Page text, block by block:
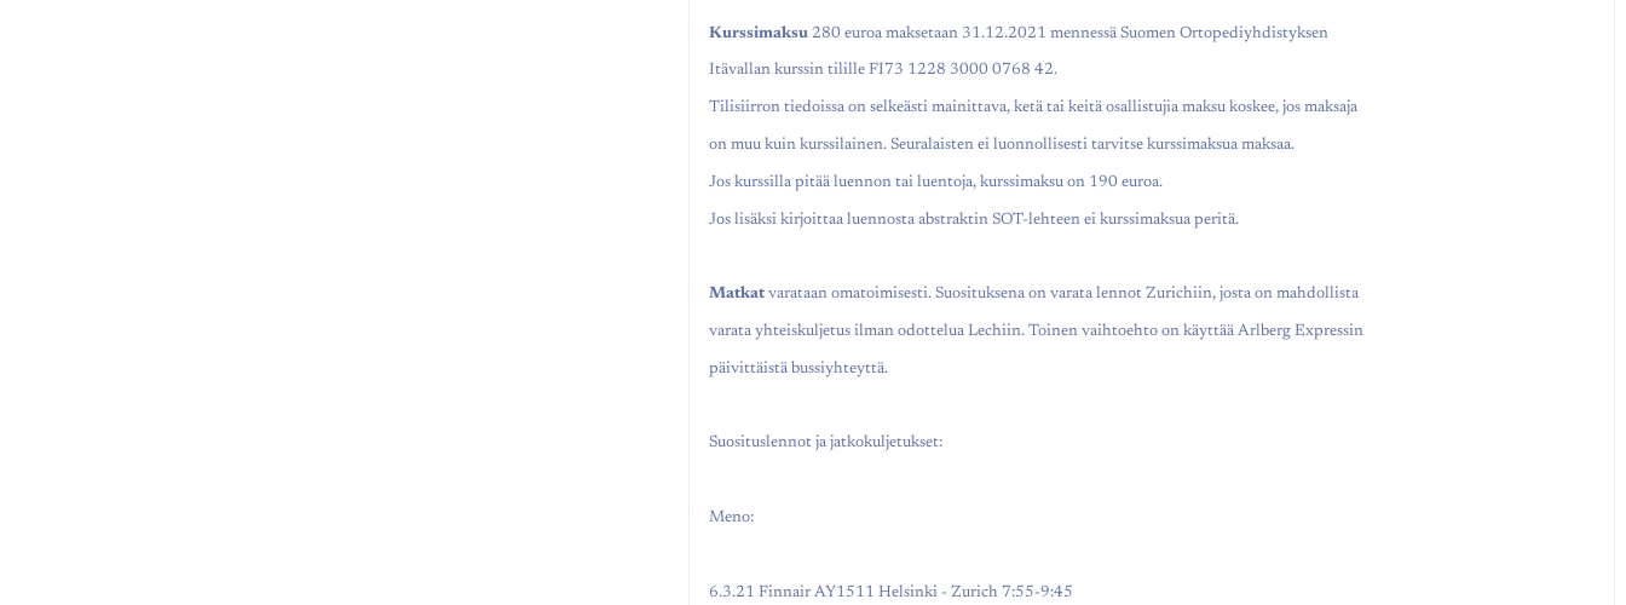
Kurssimaksu280 euroa maksetaan 31.12.2021 mennessä Suomen Ortopediyhdistyksen
Itävallan kurssin tilille FI73 1228 3000 0768 42.
Tilisiirron tiedoissa on selkeästi mainittava, ketä tai keitä osallistujia maksu koskee, jos maksaja
on muu kuin kurssilainen. Seuralaisten ei luonnollisesti tarvitse kurssimaksua maksaa.
Jos kurssilla pitää luennon tai luentoja, kurssimaksu on 190 euroa.
Jos lisäksi kirjoittaa luennosta abstraktin SOT-lehteen ei kurssimaksua peritä.
Matkatvarataan omatoimisesti. Suosituksena on varata lennot Zurichiin, josta on mahdollista
varata yhteiskuljetus ilman odottelua Lechiin. Toinen vaihtoehto on käyttää Arlberg Expressin
päivittäistä bussiyhteyttä.
Suosituslennot ja jatkokuljetukset:
Meno:
6.3.21 Finnair AY1511 Helsinki - Zurich 7:55-9:45